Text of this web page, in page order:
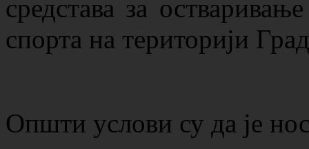
средстава за
спорта на територији
Општи услови су да је